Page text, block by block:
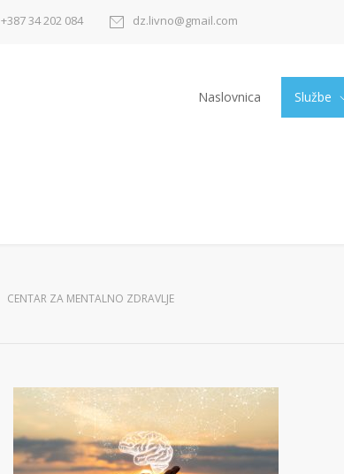
+387 34 202 084 dz.livno@gmail.com
Naslovnica Službe
CENTAR ZA MENTALNO ZDRAVLJE